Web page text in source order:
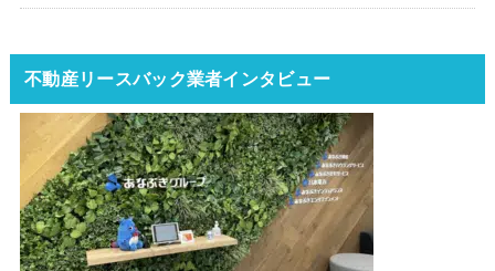
不動産リースバック業者インタビュー